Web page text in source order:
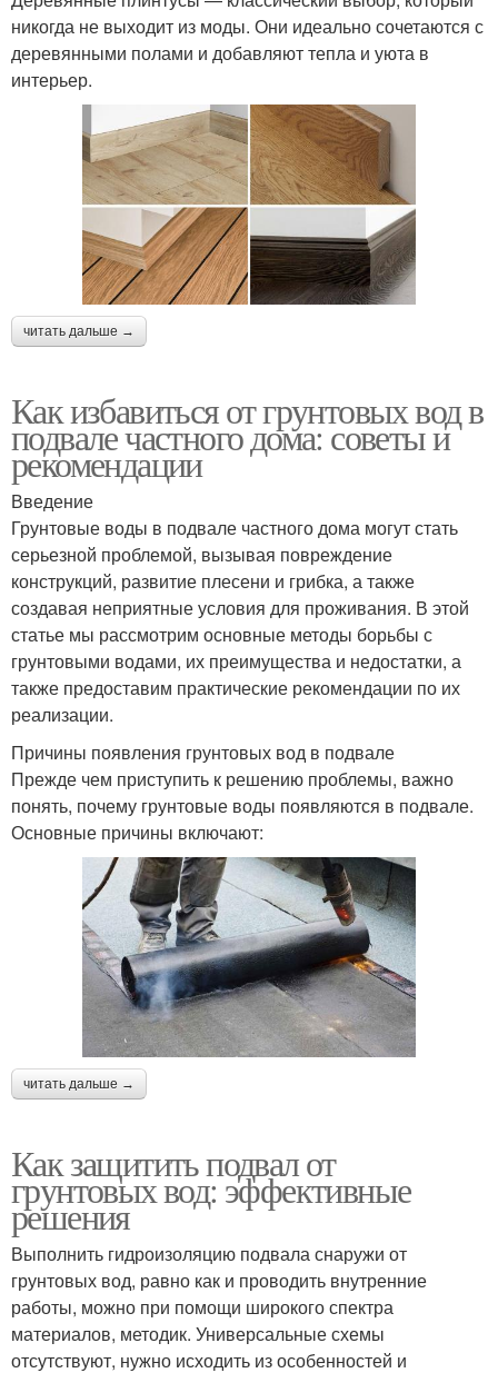
никогда не выходит из моды. Они идеально сочетаются с
деревянными полами и добавляют тепла и уюта в
интерьер.
читать дальше →
Как избавиться от грунтовых вод в
подвале частного дома: советы и
рекомендации
Введение
Грунтовые воды в подвале частного дома могут стать
серьезной проблемой, вызывая повреждение
конструкций, развитие плесени и грибка, а также
создавая неприятные условия для проживания. В этой
статье мы рассмотрим основные методы борьбы с
грунтовыми водами, их преимущества и недостатки, а
также предоставим практические рекомендации по их
реализации.
Причины появления грунтовых вод в подвале
Прежде чем приступить к решению проблемы, важно
понять, почему грунтовые воды появляются в подвале.
Основные причины включают:
читать дальше →
Как защитить подвал от
грунтовых вод: эффективные
решения
Выполнить гидроизоляцию подвала снаружи от
грунтовых вод, равно как и проводить внутренние
работы, можно при помощи широкого спектра
материалов, методик. Универсальные схемы
отсутствуют, нужно исходить из особенностей и